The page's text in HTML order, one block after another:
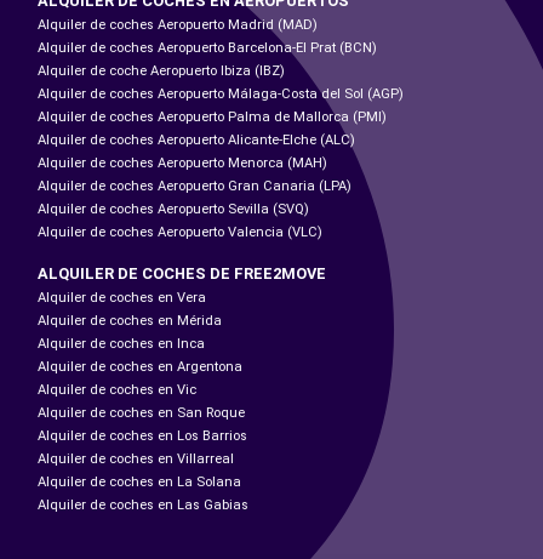
Alquiler de coches Aeropuerto Madrid (MAD)
Alquiler de coches Aeropuerto Barcelona-El Prat (BCN)
Alquiler de coche Aeropuerto Ibiza (IBZ)
Alquiler de coches Aeropuerto Málaga-Costa del Sol (AGP)
Alquiler de coches Aeropuerto Palma de Mallorca (PMI)
Alquiler de coches Aeropuerto Alicante-Elche (ALC)
Alquiler de coches Aeropuerto Menorca (MAH)
Alquiler de coches Aeropuerto Gran Canaria (LPA)
Alquiler de coches Aeropuerto Sevilla (SVQ)
Alquiler de coches Aeropuerto Valencia (VLC)
ALQUILER DE COCHES DE FREE2MOVE
Alquiler de coches en Vera
Alquiler de coches en Mérida
Alquiler de coches en Inca
Alquiler de coches en Argentona
Alquiler de coches en Vic
Alquiler de coches en San Roque
Alquiler de coches en Los Barrios
Alquiler de coches en Villarreal
Alquiler de coches en La Solana
Alquiler de coches en Las Gabias